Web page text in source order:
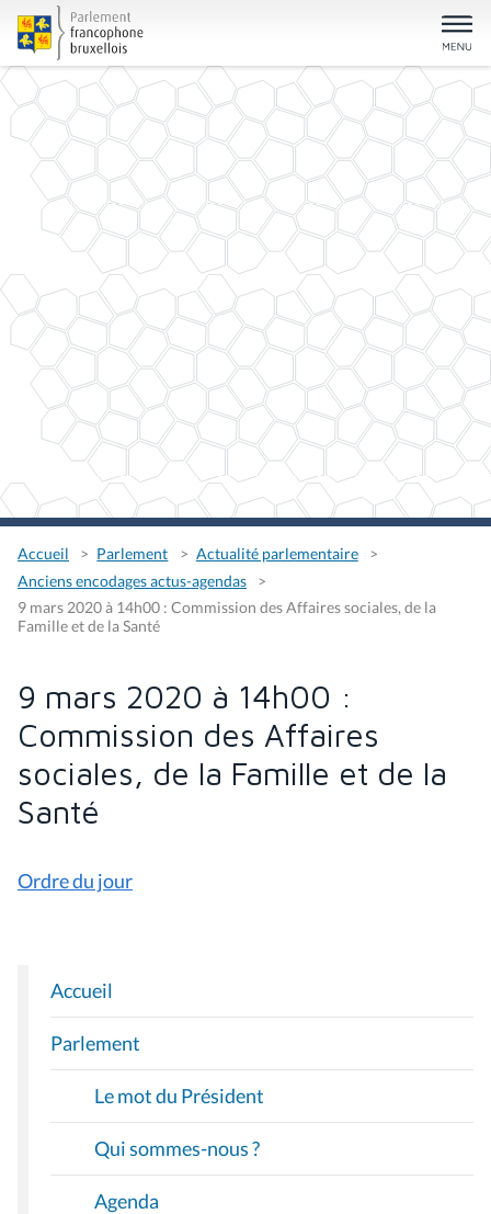
Accueil Parlement
Actualité parlementaire
Anciens encodages actus-agendas
9 mars 2020 à 14h00 : Commission des Affaires sociales, de la
Famille et de la Santé
9 mars 2020 à 14h00 :
Commission des Affaires
sociales, de la Famille et de la
Santé
Ordre du jour
N
A
V
G
T
Accueil
Parlement
Le mot du Président
Qui sommes-nous ?
Agenda